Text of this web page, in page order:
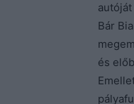
Bár
és